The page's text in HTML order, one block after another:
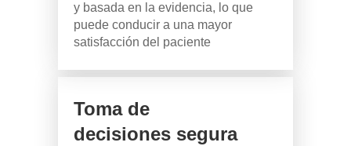
y basada en la evidencia, lo que
puede conducir a una mayor
satisfacción del paciente
Toma de
decisiones segura